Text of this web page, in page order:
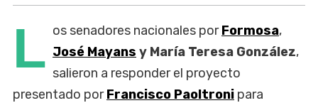
L os senadores nacionales porFormosa,
José Mayans y María Teresa González,
salieron a responder el proyecto
presentado porFrancisco Paoltroni para